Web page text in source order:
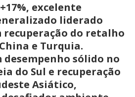
, excelente
liderado
recuperação do retalho
e Turquia.
desempenho sólido no
do Sul e recuperação
Asiático,